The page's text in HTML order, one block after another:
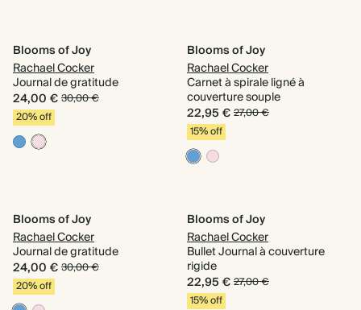
Blooms of Joy
Rachael Cocker
Journal de gratitude
24,00 €30,00 €
20% off
Blooms of Joy
Rachael Cocker
Carnet à spirale ligné à
couverture souple
22,95 €27,00 €
15% off
Blooms of Joy
Rachael Cocker
Journal de gratitude
24,00 €30,00 €
20% off
Blooms of Joy
Rachael Cocker
Bullet Journal à couverture
rigide
22,95 €27,00 €
15% off